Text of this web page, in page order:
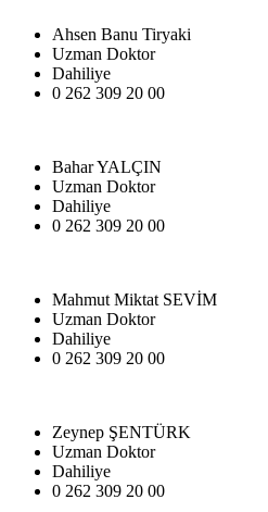
Ahsen Banu Tiryaki
Uzman Doktor
Dahiliye
0 262 309 20 00
Bahar YALÇIN
Uzman Doktor
Dahiliye
0 262 309 20 00
Mahmut Miktat SEVİM
Uzman Doktor
Dahiliye
0 262 309 20 00
Zeynep ŞENTÜRK
Uzman Doktor
Dahiliye
0 262 309 20 00